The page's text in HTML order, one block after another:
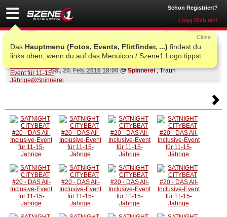
Schon Registriert?
Logg Dich ein!
Das Hauptmenu (Fotos, Events, Flirtfinder, ...) findest du
links oben, wenn du auf das Menuicon / Szene1 Logo tippst.
Close
SATNIGHT CITYBEAT #20 - DAS All-Inclusive-
Event für 11-15-Jährige
Sa., 20. Feb. 2016 18:00@Spinnerei, Traun